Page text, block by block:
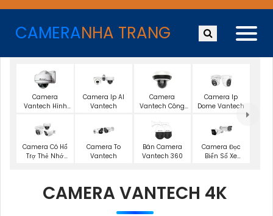
CAMERANHA TRANG
Camera
Vantech Hình
Camera Ip AI
Vantech
Camera
Vantech Công
Camera Ip
Dome Vantech
Camera Có Hổ
Trợ Thẻ Nhớ
Camera To
Vantech
Bán Camera
Vantech 360
Camera Đọc
Biển Số Xe
CAMERA VANTECH 4K